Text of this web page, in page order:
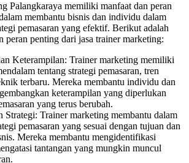
Palangkaraya memiliki manfaat dan peran
membantu bisnis dan individu dalam
pemasaran yang efektif. Berikut adalah
peran penting dari jasa trainer marketing:
Keterampilan: Trainer marketing memiliki
tentang strategi pemasaran, tren
terbaru. Mereka membantu individu dan
keterampilan yang diperlukan
yang terus berubah.
Strategi: Trainer marketing membantu dalam
pemasaran yang sesuai dengan tujuan dan
Mereka membantu mengidentifikasi
tantangan yang mungkin muncul